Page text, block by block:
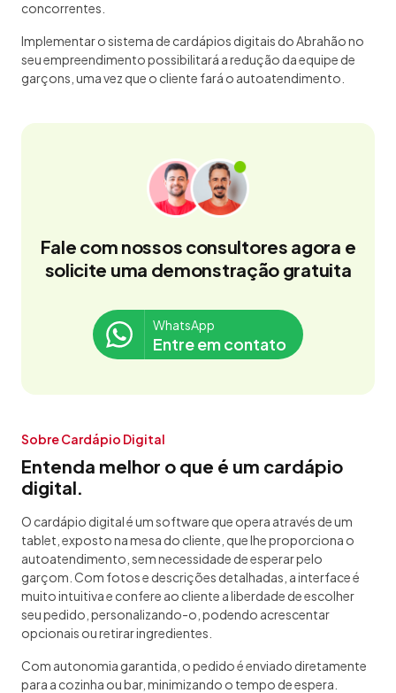
concorrentes.
Implementar o sistema de cardápios digitais do Abrahão no
seu empreendimento possibilitará a redução da equipe de
garçons, uma vez que o cliente fará o autoatendimento.
Fale com nossos consultores agora e
solicite uma demonstração gratuita
WhatsApp
Entre em contato
Sobre Cardápio Digital
Entenda melhor o que é um cardápio
digital.
O cardápio digital é um software que opera através de um
tablet, exposto na mesa do cliente, que lhe proporciona o
autoatendimento, sem necessidade de esperar pelo
garçom. Com fotos e descrições detalhadas, a interface é
muito intuitiva e confere ao cliente a liberdade de escolher
seu pedido, personalizando-o, podendo acrescentar
opcionais ou retirar ingredientes.
Com autonomia garantida, o pedido é enviado diretamente
para a cozinha ou bar, minimizando o tempo de espera.